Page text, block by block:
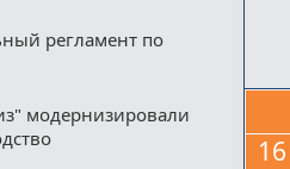
регламент по
модернизировали
16